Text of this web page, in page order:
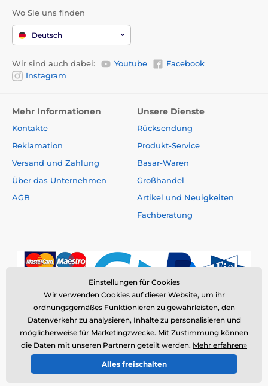
Wo Sie uns finden
Deutsch
Wir sind auch dabei: Youtube
Facebook
Instagram
Mehr Informationen
Kontakte
Reklamation
Versand und Zahlung
Über das Unternehmen
AGB
Unsere Dienste
Rücksendung
Produkt-Service
Basar-Waren
Großhandel
Artikel und Neuigkeiten
Fachberatung
© 2026 www.elektro-halsbander.de ⦁ E-Shop erstellt von
SIMPLIA.cz
Einstellungen für Cookies
Wir verwenden Cookies auf dieser Website, um ihr
ordnungsgemäßes Funktionieren zu gewährleisten, den
Datenverkehr zu analysieren, Inhalte zu personalisieren und
möglicherweise für Marketingzwecke. Mit Zustimmung können
die Daten mit unseren Partnern geteilt werden. Mehr erfahren»
Alles freischalten